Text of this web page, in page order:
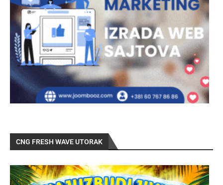
CNG FRESH WAVE UTORAK